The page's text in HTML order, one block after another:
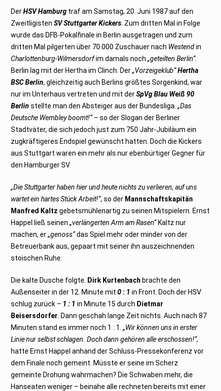
DerHSV Hamburg traf am Samstag, 20. Juni 1987 auf den
ZweitligistenSV Stuttgarter Kickers . Zum dritten Mal in Folge
wurde das DFB-Pokalfinale in Berlin ausgetragen und zum
dritten Mal pilgerten über 70.000 Zuschauer nach Westendin
Charlottenburg-Wilmersdorfim damals noch„geteilten Berlin“.
Berlin lag mit der Hertha im Clinch. Der„Vorzeigeklub“Hertha
BSC Berlin, gleichzeitig auch Berlins größtes Sorgenkind, war
nur im Unterhaus vertreten und mit derSpVg Blau Weiß 90
Berlin stellte man den Absteiger aus der Bundesliga.„Das
Deutsche Wembley boomt!“– so der Slogan der Berliner
Stadtväter, die sich jedoch just zum 750 Jahr-Jubiläum ein
zugkräftigeres Endspiel gewünscht hatten. Doch die Kickers
aus Stuttgart waren ein mehr als nur ebenbürtiger Gegner für
den Hamburger SV.
„Die Stuttgarter haben hier und heute nichts zu verlieren, auf uns
wartet ein hartes Stück Arbeit!“, so der Mannschaftskapitän
Manfred Kaltz gebetsmühlenartig zu seinen Mitspielern. Ernst
Happel ließ seinen„verlängerten Arm am Rasen“Kaltz nur
machen, er„genoss“das Spiel mehr oder minder von der
Betreuerbank aus, gepaart mit seiner ihn auszeichnenden
stoischen Ruhe.
Die kalte Dusche folgte. Dirk Kurtenbach brachte den
Außenseiter in der 12. Minute mit0 : 1in Front. Doch der HSV
schlug zurück – 1 : 1 in Minute 15 durch Dietmar
Beisersdorfer . Dann geschah lange Zeit nichts. Auch nach 87
Minuten stand es immer noch 1 : 1.„Wir können uns in erster
Linie nur selbst schlagen. Doch dann gehören alle erschossen!“,
hatte Ernst Happel anhand der Schluss-Pressekonferenz vor
dem Finale noch gemeint. Müsste er seine im Scherz
gemeinte Drohung wahrmachen? Die Schwaben mehr, die
Hanseaten weniger – beinahe alle rechneten bereits mit einer